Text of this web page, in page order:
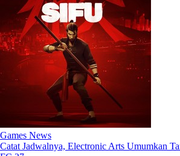
Games News
Catat Jadwalnya, Electronic Arts Umumkan